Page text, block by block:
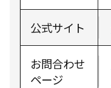
公式サイト
お問合わせ
ページ